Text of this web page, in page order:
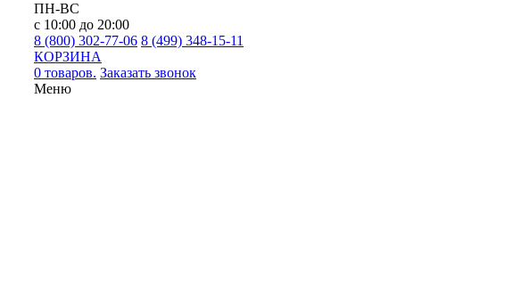
ПН-ВС
с 10:00 до 20:00
8 (800) 302-77-06 8 (499) 348-15-11
КОРЗИНА
0 товаров. Заказать звонок
Меню